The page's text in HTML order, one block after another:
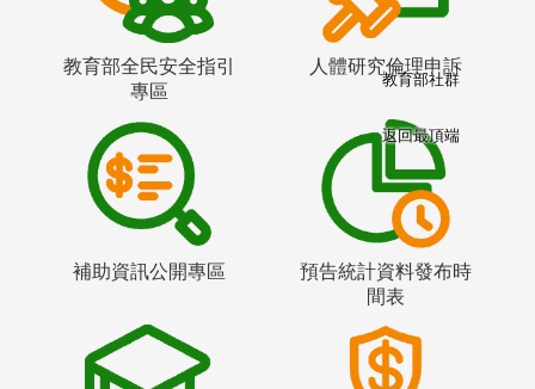
教育部全民安全指引
專區
人體研究倫理申訴
補助資訊公開專區
預告統計資料發布時
間表
教育部社群
返回最頂端